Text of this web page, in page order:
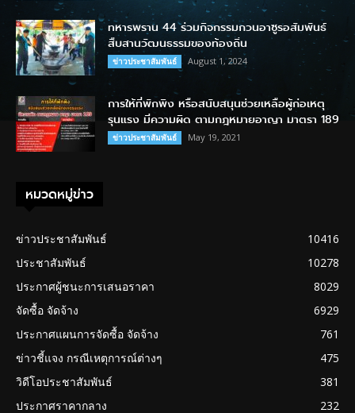
ทหารพราน 44 ร่วมกิจกรรมกวนอาซูรอสัมพันธ์
สืบสานวัฒนธรรมของท้องถิ่น
ข่าวประชาสัมพันธ์ August 1, 2024
การให้ที่พักพิง หรือสนับสนุนช่วยเหลือผู้ก่อเหตุ
รุนแรง มีความผิด ตามกฎหมายอาญา มาตรา 189
ข่าวประชาสัมพันธ์ May 19, 2021
หมวดหมู่ข่าว
ข่าวประชาสัมพันธ์
10416
ประชาสัมพันธ์
10278
ประกาศผู้ชนะการเสนอราคา
8029
จัดซื้อ จัดจ้าง
6929
ประกาศแผนการจัดซื้อ จัดจ้าง
761
ข่าวชี้แจง กรณีเหตุการณ์ต่างๆ
475
วิดีโอประชาสัมพันธ์
381
ประกาศราคากลาง
232